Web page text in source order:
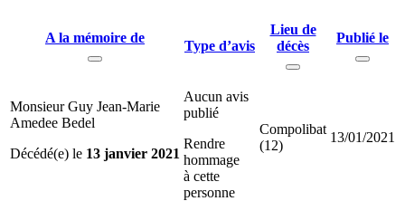
A la mémoire de
Type d’avis
Lieu de
décès
Publié le
Monsieur Guy Jean-Marie
Amedee Bedel
Décédé(e) le 13 janvier 2021
Aucun avis
publié
Rendre
hommage
à cette
personne
Compolibat
(12)
13/01/2021